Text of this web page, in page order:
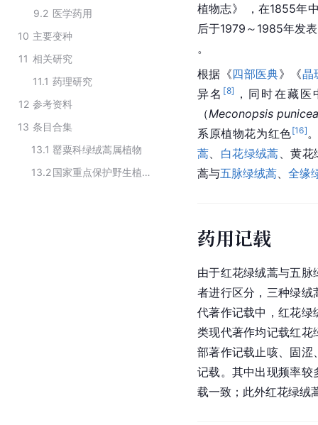
9.2 医学药用
10 主要变种
11 相关研究
11.1 药理研究
12 参考资料
13 条目合集
13.1 罂粟科绿绒蒿属植物
13.2
国家重点保护野生植物（罂粟科）
植物志》 ，在1855年
后于1979～1985年发
。
根据《四部医典》 《晶
异名 [8]
，同时在藏
（Meconopsis
系原植物花为红色[16]
蒿
白花绿绒蒿 、黄
蒿与五脉绿绒蒿 全缘
药用记载
由于红花绿绒蒿与五脉
者进行区分，三种绿绒
代著作记载中，红花绿
类现代著作均记载红花
部著作记载止咳、固涩
记载。其中出现频率
载一致；此外红花绿绒